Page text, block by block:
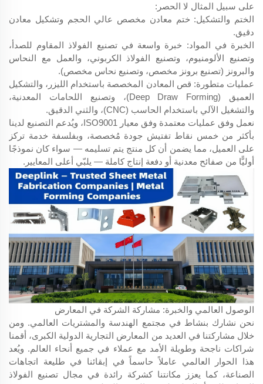
على سبيل المثال لا الحصر:
الختم والتشكيل: ختم معادن مخصص عالي الحجم وتشكيل معادن
دقيق.
الخبرة في المواد: خبرة واسعة في تصنيع الفولاذ المقاوم للصدأ،
وتصنيع الألومنيوم، وتصنيع الفولاذ الكربوني، والعمل مع النحاس
والبرونز (تصنيع برونز مخصص، وتصنيع نحاس مخصص).
عمليات متطورة: قص المعادن المخصصة باستخدام الليزر، والتشكيل
العميق (Deep Draw Forming)، وتصنيع اللحامات المعدنية،
والتشغيل الآلي باستخدام الحاسب (CNC)، والثني الدقيق.
نعمل وفق عمليات معتمدة وفق معيار ISO9001، ويُدعم التصنيع لدينا
بأكثر من خمس نقاط تفتيش جودة مُخصصة، وبفلسفة خدمة تركز
على العميل، مما يضمن أن كل منتج يتم تسليمه — سواء كان نموذجًا
أوليًّا من صفائح معدنية أو دفعة إنتاج كاملة — يلبّي أعلى المعايير.
الوصول العالمي والخبرة: مشاركة الشركة في المعارض
نحن نشارك بنشاط في مجتمع الهندسة والمشتريات العالمي. ومن
خلال مشاركتنا في العديد من المعارض التجارية الدولية الكبرى، أقمنا
شراكات ناجحة وطويلة الأمد مع عملاء في جميع أنحاء العالم. ويُعد
هذا الحوار العالمي عاملاً حاسماً في إبقائنا في طليعة اتجاهات
الصناعة، كما يعزز مكانتنا كشركة رائدة في مجال تصنيع الفولاذ